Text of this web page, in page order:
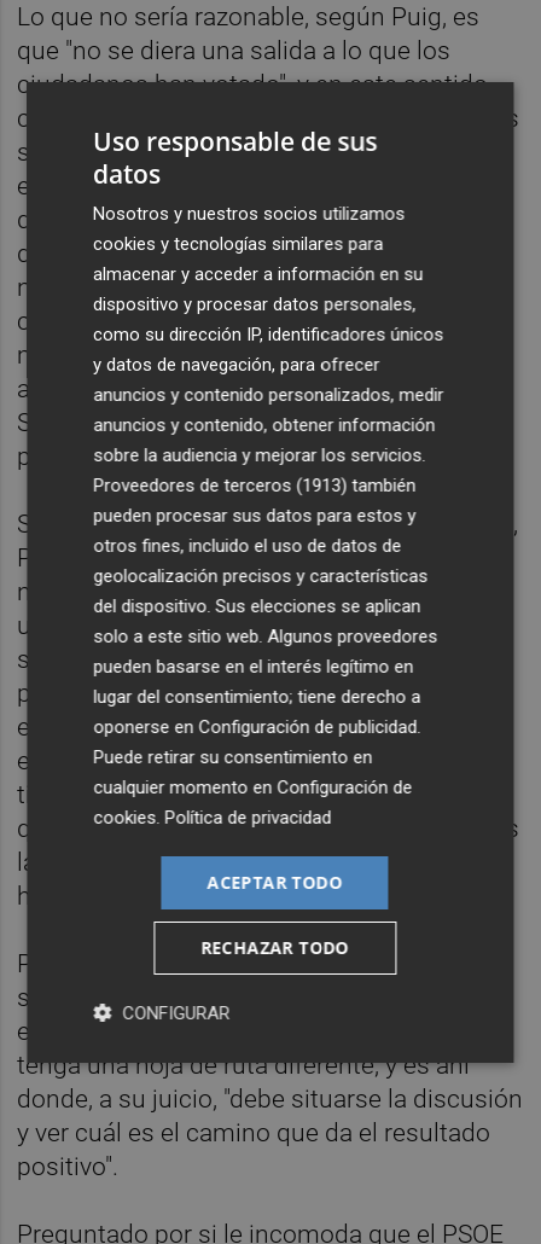
Lo que no sería razonable, según Puig, es
que "no se diera una salida a lo que los
ciudadanos han votado", y en este sentido,
considera que la repetición de las elecciones
sería la peor opción porque "no se puede
estar cuestionado permanentemente la
decisión de los votantes". "Los votantes han
decidido que no haya mayorías absolutas y
no las hay y con las cartas que los
ciudadanos deciden hay que jugar", ha
manifestado, y ha insistido reclamar en la
abstención del PP a la investidura de Pedro
Sánchez, tal y como hizo el PSOE en la
pasada legislatura.
Sobre la entrada de Podemos en el gobierno,
Puig ha señalado que "es una condición
necesaria pero no suficiente para que haya
un gobierno progresista" y ha afirmado que
son necesarios "otros actores que
probablemente no se sientan cómodos en
esa situación". "Hay que valorar todo lo que
es el conjunto de una mayoría, que no solo
tiene que ser una mayoría de gobierno, sino
que hay que intentar que tenga por lo menos
la capacidad de aprobar los Presupuestos",
ha manifestado.
Puig ha dicho entender que Podemos exija
su presencia en el gobierno, como también
entiende que el presidente del Ejecutivo
tenga una hoja de ruta diferente, y es ahí
donde, a su juicio, "debe situarse la discusión
y ver cuál es el camino que da el resultado
positivo".
Preguntado por si le incomoda que el PSOE
Uso responsable de sus
datos
Nosotros y nuestros socios utilizamos
cookies y tecnologías similares para
almacenar y acceder a información en su
dispositivo y procesar datos personales,
como su dirección IP, identificadores únicos
y datos de navegación, para ofrecer
anuncios y contenido personalizados, medir
anuncios y contenido, obtener información
sobre la audiencia y mejorar los servicios.
Proveedores de terceros (1913) también
pueden procesar sus datos para estos y
otros fines, incluido el uso de datos de
geolocalización precisos y características
del dispositivo. Sus elecciones se aplican
solo a este sitio web. Algunos proveedores
pueden basarse en el interés legítimo en
lugar del consentimiento; tiene derecho a
oponerse enConfiguración de publicidad
Puede retirar su consentimiento en
cualquier momento enConfiguración de
cookies .Política de privacidad
ACEPTAR TODO
RECHAZAR TODO
CONFIGURAR